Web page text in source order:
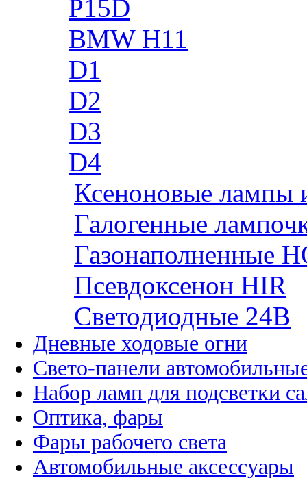
P15D
BMW H11
D1
D2
D3
D4
Ксеноновые лампы
Галогенные
Газонаполненные
Псевдоксенон HIR
Cветодиодные 24B
Дневные ходовые огни
Свето-панели
Набор ламп для подсветки
Оптика, фары
Фары рабочего света
Автомобильные аксессуары